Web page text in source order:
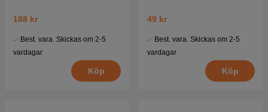
188 kr
Best. vara. Skickas om 2-5
vardagar
Köp
49 kr
Best. vara. Skickas om 2-5
vardagar
Köp